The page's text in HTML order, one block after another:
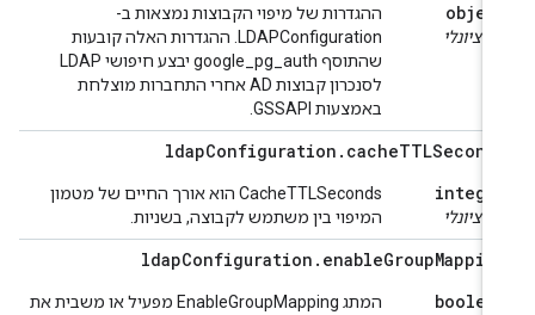
ההגדרות של מיפוי הקבוצות נמצאות ב-
LDAPConfiguration. ההגדרות האלה קובעות
שהתוסף google_pg_auth יבצע חיפושי LDAP
לסנכרון קבוצות AD אחרי התחברות מוצלחת
באמצעות GSSAPI.
ldapConfiguration.cache
‫CacheTTLSeconds הוא אורך החיים של מטמון
המיפוי בין משתמש לקבוצה, בשניות.
ldapConfiguration.enableGroup
המתג EnableGroupMapping מפעיל או משבית את